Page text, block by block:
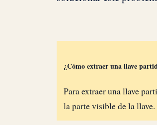
¿Cómo extraer una llave
Para extraer una llave
la parte visible de la llave.